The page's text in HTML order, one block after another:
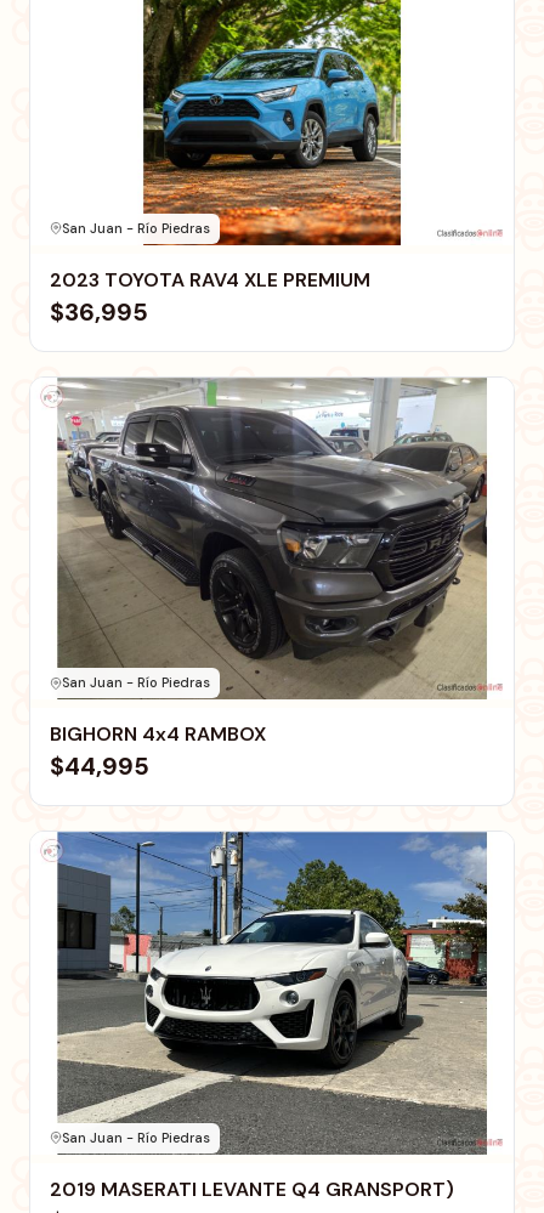
San Juan - Río Piedras
2023 TOYOTA RAV4 XLE PREMIUM
$36,995
San Juan - Río Piedras
BIGHORN 4x4 RAMBOX
$44,995
San Juan - Río Piedras
2019 MASERATI LEVANTE Q4 GRANSPORT)